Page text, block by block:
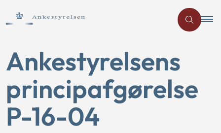
Ankestyrelsens
principafgørelse
P-16-04